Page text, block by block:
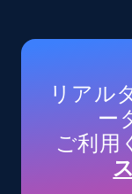
TikTok Shop
URL, Title,
リアル
ー
ご利用